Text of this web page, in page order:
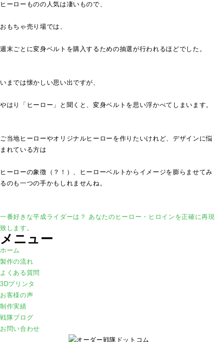
ヒーローものの人気は凄いもので、
おもちゃ売り場では、
週末ごとに変身ベルトを購入するための抽選が行われるほどでした 。
いまでは懐かしい思い出ですが、
やはり「ヒーロー」と聞くと、変身ベルトを思い浮かべてしまいます。
ご当地ヒーローやオリジナルヒーローを作りたいけれど、 デザインに悩
まれている方は
ヒーローの象徴（？！）、
ヒーローベルトからイメージを膨らませてみ
るのも一つの手かもしれませんね。
一番好きな平成ライダーは？ あなたのヒーロー・ヒロインを正確に再現
致します。
メニュー
ホーム
製作の流れ
よくある質問
3Dプリンタ
お客様の声
制作実績
戦隊ブログ
お問い合わせ